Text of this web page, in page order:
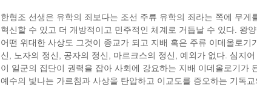
한형조 선생은 유학의 죄보다는 조선 주류 유학의 죄라는 쪽에 무
혁신할 수 있고 더 개방적이고 민주적인 체계로 거듭날 수 있다. 왕
어떤 위대한 사상도 그것이 종교가 되고 지배 혹은 주류 이데올로
신, 노자의 정신, 공자의 정신, 마르크스의 정신, 예외가 없다. 심지
이 일군의 집단이 권력을 잡아 사회에 강요하는 지배 이데올로기가
예수의 빛나는 가르침과 사상을 탄압하고 이교도를 증오하는 기독